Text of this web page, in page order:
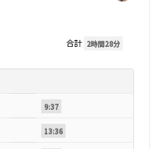
合計 2時間28分
9:37
13:36